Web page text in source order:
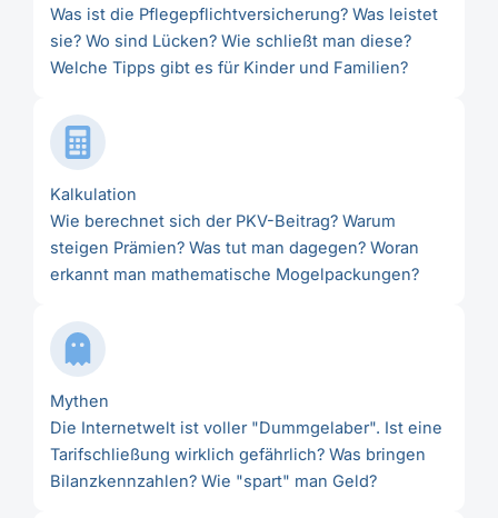
Was ist die Pflegepflichtversicherung? Was leistet
sie? Wo sind Lücken? Wie schließt man diese?
Welche Tipps gibt es für Kinder und Familien?
Kalkulation
Wie berechnet sich der PKV-Beitrag? Warum
steigen Prämien? Was tut man dagegen? Woran
erkannt man mathematische Mogelpackungen?
Mythen
Die Internetwelt ist voller "Dummgelaber". Ist eine
Tarifschließung wirklich gefährlich? Was bringen
Bilanzkennzahlen? Wie "spart" man Geld?